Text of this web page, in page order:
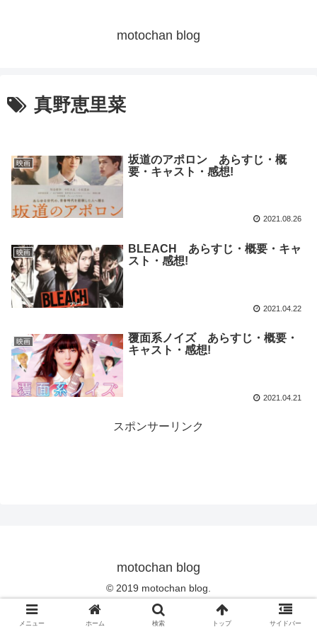
motochan blog
真野恵里菜
映画
坂道のアポロン あらすじ・概
要・キャスト・感想!
2021.08.26
映画
BLEACH あらすじ・概要・キャ
スト・感想!
2021.04.22
映画
覆面系ノイズ あらすじ・概要・
キャスト・感想!
2021.04.21
スポンサーリンク
motochan blog
© 2019 motochan blog.
メニュー ホーム 検索 トップ サイドバー